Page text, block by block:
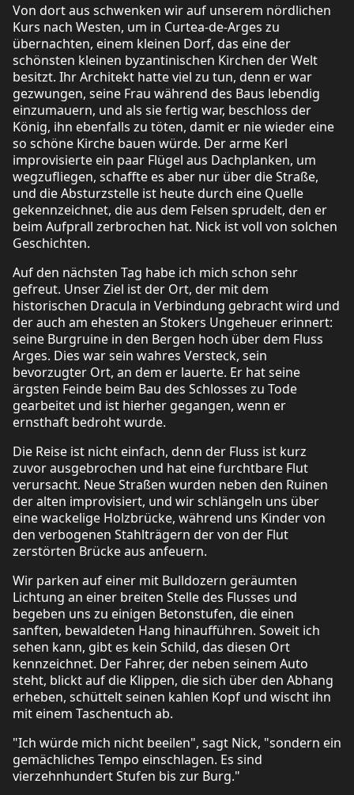
Von dort aus schwenken wir auf unserem nördlichen
Kurs nach Westen, um in Curtea-de-Arges zu
übernachten, einem kleinen Dorf, das eine der
schönsten kleinen byzantinischen Kirchen der Welt
besitzt. Ihr Architekt hatte viel zu tun, denn er war
gezwungen, seine Frau während des Baus lebendig
einzumauern, und als sie fertig war, beschloss der
König, ihn ebenfalls zu töten, damit er nie wieder eine
so schöne Kirche bauen würde. Der arme Kerl
improvisierte ein paar Flügel aus Dachplanken, um
wegzufliegen, schaffte es aber nur über die Straße,
und die Absturzstelle ist heute durch eine Quelle
gekennzeichnet, die aus dem Felsen sprudelt, den er
beim Aufprall zerbrochen hat. Nick ist voll von solchen
Geschichten.
Auf den nächsten Tag habe ich mich schon sehr
gefreut. Unser Ziel ist der Ort, der mit dem
historischen Dracula in Verbindung gebracht wird und
der auch am ehesten an Stokers Ungeheuer erinnert:
seine Burgruine in den Bergen hoch über dem Fluss
Arges. Dies war sein wahres Versteck, sein
bevorzugter Ort, an dem er lauerte. Er hat seine
ärgsten Feinde beim Bau des Schlosses zu Tode
gearbeitet und ist hierher gegangen, wenn er
ernsthaft bedroht wurde.
Die Reise ist nicht einfach, denn der Fluss ist kurz
zuvor ausgebrochen und hat eine furchtbare Flut
verursacht. Neue Straßen wurden neben den Ruinen
der alten improvisiert, und wir schlängeln uns über
eine wackelige Holzbrücke, während uns Kinder von
den verbogenen Stahlträgern der von der Flut
zerstörten Brücke aus anfeuern.
Wir parken auf einer mit Bulldozern geräumten
Lichtung an einer breiten Stelle des Flusses und
begeben uns zu einigen Betonstufen, die einen
sanften, bewaldeten Hang hinaufführen. Soweit ich
sehen kann, gibt es kein Schild, das diesen Ort
kennzeichnet. Der Fahrer, der neben seinem Auto
steht, blickt auf die Klippen, die sich über den Abhang
erheben, schüttelt seinen kahlen Kopf und wischt ihn
mit einem Taschentuch ab.
"Ich würde mich nicht beeilen", sagt Nick, "sondern ein
gemächliches Tempo einschlagen. Es sind
vierzehnhundert Stufen bis zur Burg."